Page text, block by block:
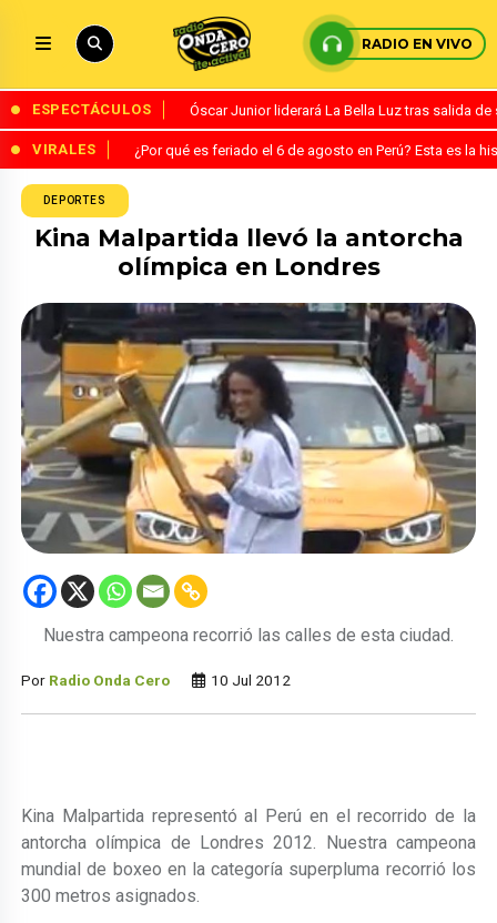
RADIO EN VIVO
ESPECTÁCULOS Óscar Junior liderará La Bella Luz tras salida
VIRALES ¿Por qué es feriado el 6 de agosto en Perú? Esta es la
DEPORTES
Kina Malpartida llevó la antorcha
olímpica en Londres
Nuestra campeona recorrió las calles de esta ciudad.
Por Radio Onda Cero 10 Jul 2012
Kina Malpartida representó al Perú en el recorrido de la
antorcha olímpica de Londres 2012. Nuestra campeona
mundial de boxeo en la categoría superpluma recorrió los
300 metros asignados.